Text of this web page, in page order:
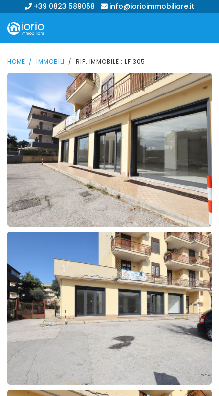
+39 0823 589058 info@iorioimmobiliare.it
HOME IMMOBILI RIF. IMMOBILE : LF 305